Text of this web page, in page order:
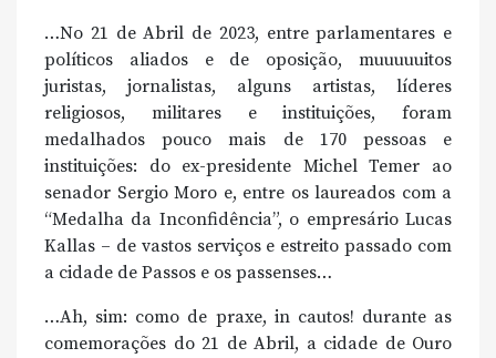
…No 21 de Abril de 2023, entre parlamentares e
políticos aliados e de oposição, muuuuuitos
juristas, jornalistas, alguns artistas, líderes
religiosos, militares e instituições, foram
medalhados pouco mais de 170 pessoas e
instituições: do ex-presidente Michel Temer ao
senador Sergio Moro e, entre os laureados com a
“Medalha da Inconfidência”, o empresário Lucas
Kallas – de vastos serviços e estreito passado com
a cidade de Passos e os passenses…
…Ah, sim: como de praxe, in cautos! durante as
comemorações do 21 de Abril, a cidade de Ouro